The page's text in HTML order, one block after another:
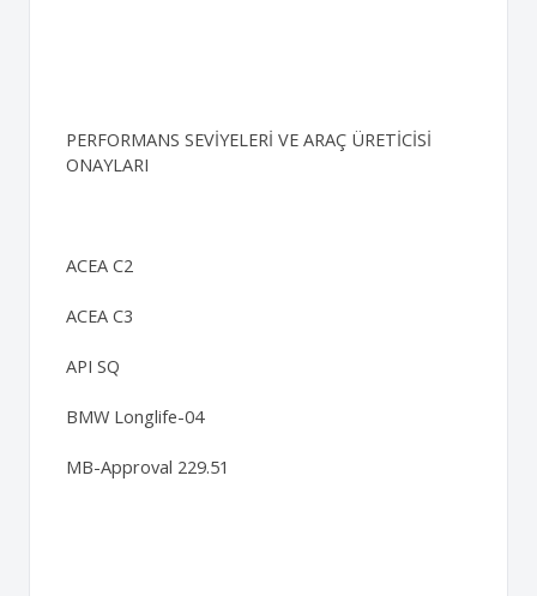
PERFORMANS SEVİYELERİ VE ARAÇ ÜRETİCİSİ
ONAYLARI
ACEA C2
ACEA C3
API SQ
BMW Longlife-04
MB-Approval 229.51